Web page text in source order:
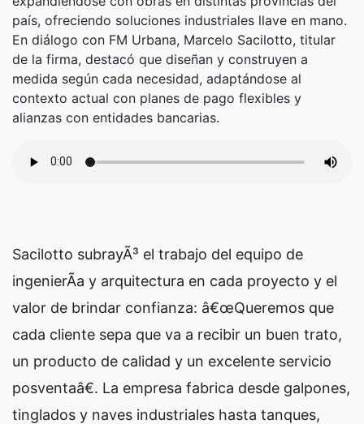
país, ofreciendo soluciones industriales llave en mano.
En diálogo con FM Urbana, Marcelo Sacilotto, titular
de la firma, destacó que diseñan y construyen a
medida según cada necesidad, adaptándose al
contexto actual con planes de pago flexibles y
alianzas con entidades bancarias.
Sacilotto subrayÃ³ el trabajo del equipo de
ingenierÃ­a y arquitectura en cada proyecto y el
valor de brindar confianza: â€œQueremos que
cada cliente sepa que va a recibir un buen trato,
un producto de calidad y un excelente servicio
posventaâ€. La empresa fabrica desde galpones,
tinglados y naves industriales hasta tanques,